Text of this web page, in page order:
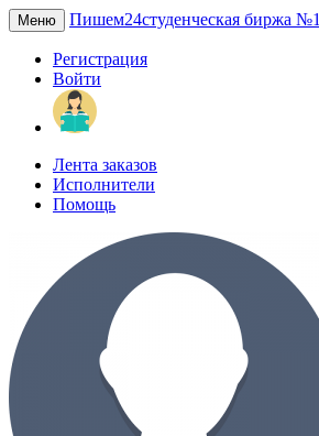
Меню Пишем24студенческая биржа №1
Регистрация
Войти
Лента заказов
Исполнители
Помощь